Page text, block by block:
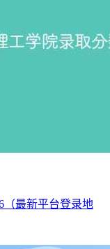
（最新平台登录地